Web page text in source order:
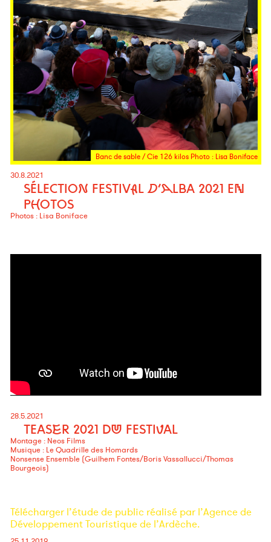
Banc de sable / Cie 126 kilos Photo : Lisa Boniface
30.8.2021
SÉLECTION FESTIVAL D’ALBA 2021 EN
PHOTOS
Photos : Lisa Boniface
28.5.2021
TEASER 2021 DU FESTIVAL
Montage : Neos Films
Musique : Le Quadrille des Homards
Nonsense Ensemble (Guilhem Fontes/Boris Vassallucci/Thomas
Bourgeois)
Télécharger l’étude de public réalisé par l’Agence de
Développement Touristique de l’Ardèche.